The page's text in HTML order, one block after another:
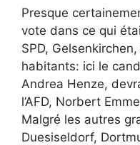
Presque
vote dans ce qui
SPD,
habitants: ici le
Andrea Henze,
l’AFD, Norbert
Malgré les autres
Duesiseldorf,